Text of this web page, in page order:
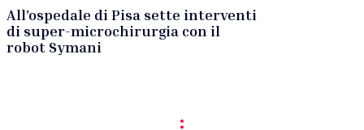
All’ospedale di Pisa sette interventi
di super-microchirurgia con il
robot Symani